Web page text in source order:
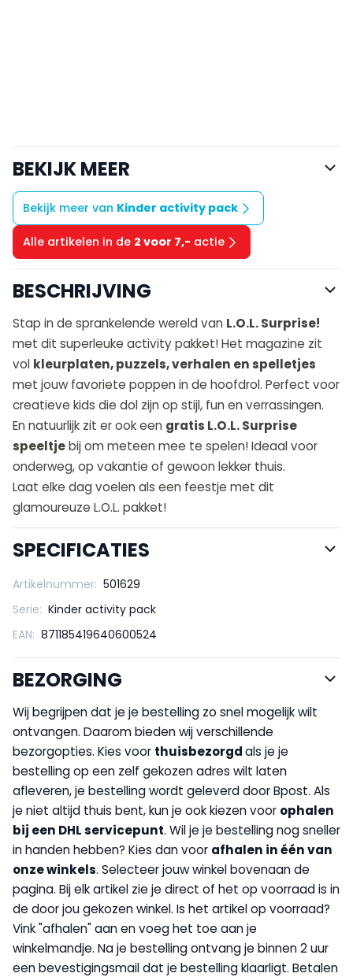
BEKIJK MEER
Bekijk meer van Kinder activity pack
Alle artikelen in de 2 voor 7,- actie
BESCHRIJVING
Stap in de sprankelende wereld van L.O.L. Surprise!
met dit superleuke activity pakket! Het magazine zit
vol kleurplaten, puzzels, verhalen en spelletjes
met jouw favoriete poppen in de hoofdrol. Perfect voor
creatieve kids die dol zijn op stijl, fun en verrassingen.
En natuurlijk zit er ook een gratis L.O.L. Surprise
speeltjebij om meteen mee te spelen! Ideaal voor
onderweg, op vakantie of gewoon lekker thuis.
Laat elke dag voelen als een feestje met dit
glamoureuze L.O.L. pakket!
SPECIFICATIES
Artikelnummer: 501629
Serie: Kinder activity pack
EAN: 871185419640600524
BEZORGING
Wij begrijpen dat je je bestelling zo snel mogelijk wilt
ontvangen. Daarom bieden wij verschillende
bezorgopties. Kies voor thuisbezorgdals je je
bestelling op een zelf gekozen adres wilt laten
afleveren, je bestelling wordt geleverd door Bpost. Als
je niet altijd thuis bent, kun je ook kiezen voor ophalen
bij een DHL servicepunt. Wil je je bestelling nog sneller
in handen hebben? Kies dan voor afhalen in één van
onze winkels. Selecteer jouw winkel bovenaan de
pagina. Bij elk artikel zie je direct of het op voorraad is in
de door jou gekozen winkel. Is het artikel op voorraad?
Vink "afhalen" aan en voeg het toe aan je
winkelmandje. Na je bestelling ontvang je binnen 2 uur
een bevestigingsmail dat je bestelling klaarligt. Betalen